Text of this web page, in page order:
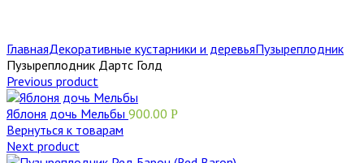
ГлавнаяДекоративные кустарники и деревьяПузыреплодник
Пузыреплодник Дартс Голд
Previous product
Яблоня дочь Мельбы 900.00 Р
Вернуться к товарам
Next product